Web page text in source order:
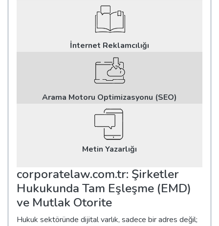
İnternet Reklamcılığı
Arama Motoru Optimizasyonu (SEO)
Metin Yazarlığı
corporatelaw.com.tr: Şirketler
Hukukunda Tam Eşleşme (EMD)
ve Mutlak Otorite
Hukuk sektöründe dijital varlık, sadece bir adres değil;